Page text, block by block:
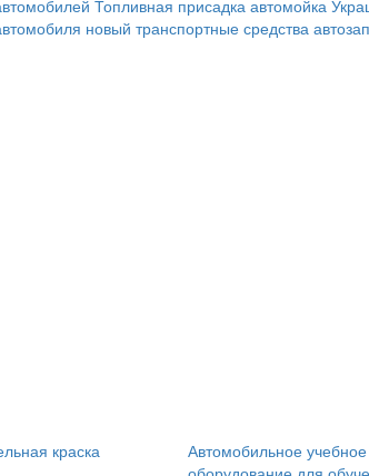
Топливная присадка автомойка
новый транспортные средства
краска
Автомобильное учебное